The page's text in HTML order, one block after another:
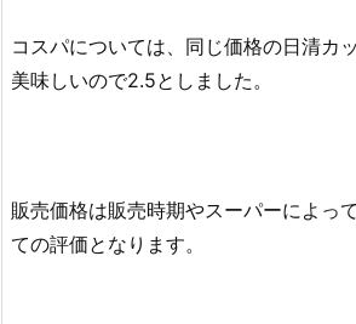
コスパについては、同じ価格の日清カ
美味しいので2.5としました。
販売価格は販売時期やスーパーによっ
ての評価となります。